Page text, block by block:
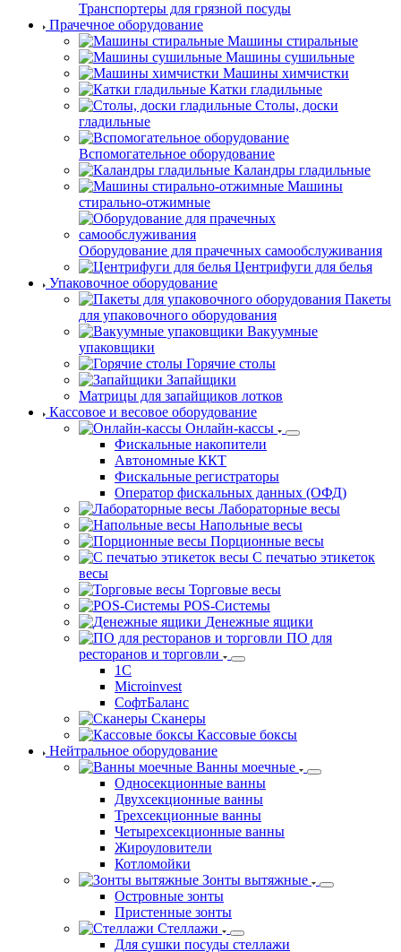
Транспортеры для грязной посуды
Прачечное оборудование
Машины стиральные
Машины сушильные
Машины химчистки
Катки гладильные
Столы, доски
гладильные
Вспомогательное оборудование
Каландры гладильные
Машины
стирально-отжимные
Оборудование для прачечных самообслуживания
Центрифуги для белья
Упаковочное оборудование
Пакеты
для упаковочного оборудования
Вакуумные
упаковщики
Горячие столы
Запайщики
Матрицы для запайщиков лотков
Кассовое и весовое оборудование
Онлайн-кассы
Фискальные накопители
Автономные ККТ
Фискальные регистраторы
Оператор фискальных данных (ОФД)
Лабораторные весы
Напольные весы
Порционные весы
С печатью этикеток
весы
Торговые весы
POS-Системы
Денежные ящики
ПО для
ресторанов и торговли
1С
Microinvest
СофтБаланс
Сканеры
Кассовые боксы
Нейтральное оборудование
Ванны моечные
Односекционные ванны
Двухсекционные ванны
Трехсекционные ванны
Четырехсекционные ванны
Жироуловители
Котломойки
Зонты вытяжные
Островные зонты
Пристенные зонты
Стеллажи
Для сушки посуды стеллажи